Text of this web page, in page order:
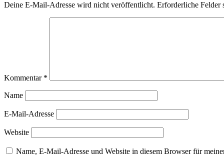
Deine E-Mail-Adresse wird nicht veröffentlicht. Erforderliche Felder
Kommentar *
Name
E-Mail-Adresse
Website
Name, E-Mail-Adresse und Website in diesem Browser für